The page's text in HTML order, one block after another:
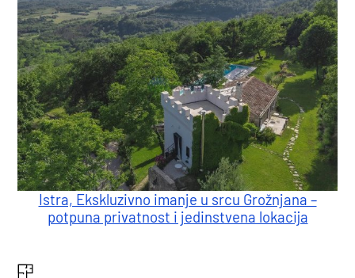
Istra, Ekskluzivno imanje u srcu Grožnjana –
potpuna privatnost i jedinstvena lokacija